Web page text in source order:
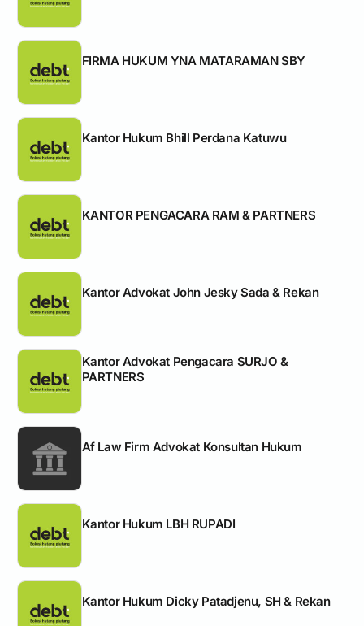
FIRMA HUKUM YNA MATARAMAN SBY
Kantor Hukum Bhill Perdana Katuwu
KANTOR PENGACARA RAM & PARTNERS
Kantor Advokat John Jesky Sada & Rekan
Kantor Advokat Pengacara SURJO &
PARTNERS
Af Law Firm Advokat Konsultan Hukum
Kantor Hukum LBH RUPADI
Kantor Hukum Dicky Patadjenu, SH & Rekan